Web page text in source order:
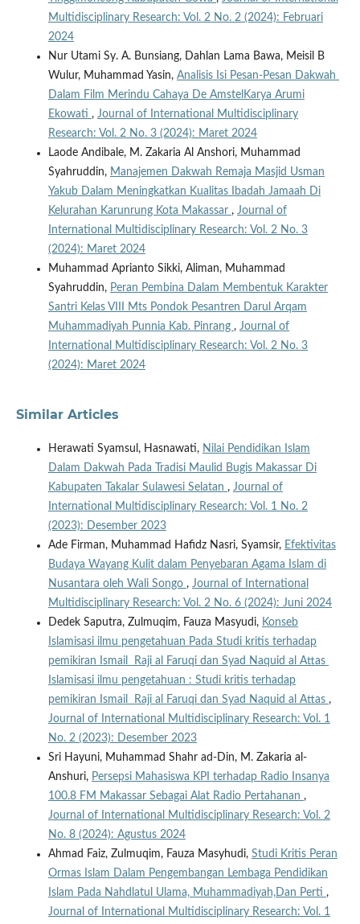
Multidisciplinary Research: Vol. 2 No. 2 (2024): Februari
2024
Nur Utami Sy. A. Bunsiang, Dahlan Lama Bawa, Meisil B
Wulur, Muhammad Yasin, Analisis Isi Pesan-Pesan Dakwah
Dalam Film Merindu Cahaya De AmstelKarya Arumi
Ekowati , Journal of International Multidisciplinary
Research: Vol. 2 No. 3 (2024): Maret 2024
Laode Andibale, M. Zakaria Al Anshori, Muhammad
Syahruddin, Manajemen Dakwah Remaja Masjid Usman
Yakub Dalam Meningkatkan Kualitas Ibadah Jamaah Di
Kelurahan Karunrung Kota Makassar , Journal of
International Multidisciplinary Research: Vol. 2 No. 3
(2024): Maret 2024
Muhammad Aprianto Sikki, Aliman, Muhammad
Syahruddin, Peran Pembina Dalam Membentuk Karakter
Santri Kelas VIII Mts Pondok Pesantren Darul Arqam
Muhammadiyah Punnia Kab. Pinrang , Journal of
International Multidisciplinary Research: Vol. 2 No. 3
(2024): Maret 2024
Similar Articles
Herawati Syamsul, Hasnawati, Nilai Pendidikan Islam
Dalam Dakwah Pada Tradisi Maulid Bugis Makassar Di
Kabupaten Takalar Sulawesi Selatan , Journal of
International Multidisciplinary Research: Vol. 1 No. 2
(2023): Desember 2023
Ade Firman, Muhammad Hafidz Nasri, Syamsir, Efektivitas
Budaya Wayang Kulit dalam Penyebaran Agama Islam di
Nusantara oleh Wali Songo , Journal of International
Multidisciplinary Research: Vol. 2 No. 6 (2024): Juni 2024
Dedek Saputra, Zulmuqim, Fauza Masyudi, Konseb
Islamisasi ilmu pengetahuan Pada Studi kritis terhadap
pemikiran Ismail Raji al Faruqi dan Syad Naquid al Attas
Islamisasi ilmu pengetahuan : Studi kritis terhadap
pemikiran Ismail Raji al Faruqi dan Syad Naquid al Attas ,
Journal of International Multidisciplinary Research: Vol. 1
No. 2 (2023): Desember 2023
Sri Hayuni, Muhammad Shahr ad-Din, M. Zakaria al-
Anshuri, Persepsi Mahasiswa KPI terhadap Radio Insanya
100.8 FM Makassar Sebagai Alat Radio Pertahanan ,
Journal of International Multidisciplinary Research: Vol. 2
No. 8 (2024): Agustus 2024
Ahmad Faiz, Zulmuqim, Fauza Masyhudi, Studi Kritis Peran
Ormas Islam Dalam Pengembangan Lembaga Pendidikan
Islam Pada Nahdlatul Ulama, Muhammadiyah,Dan Perti ,
Journal of International Multidisciplinary Research: Vol. 1